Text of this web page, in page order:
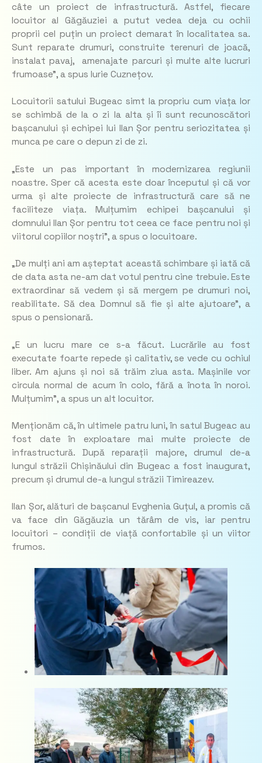
câte un proiect de infrastructură. Astfel, fiecare
locuitor al Găgăuziei a putut vedea deja cu ochii
proprii cel puțin un proiect demarat în localitatea sa.
Sunt reparate drumuri, construite terenuri de joacă,
instalat pavaj, amenajate parcuri și multe alte lucruri
frumoase”, a spus Iurie Cuznețov.
Locuitorii satului Bugeac simt la propriu cum viața lor
se schimbă de la o zi la alta și îi sunt recunoscători
bașcanului și echipei lui Ilan Șor pentru seriozitatea și
munca pe care o depun zi de zi.
„Este un pas important în modernizarea regiunii
noastre. Sper că acesta este doar începutul și că vor
urma și alte proiecte de infrastructură care să ne
faciliteze viața. Mulțumim echipei bașcanului și
domnului Ilan Șor pentru tot ceea ce face pentru noi și
viitorul copiilor noștri”, a spus o locuitoare.
„De mulți ani am așteptat această schimbare și iată că
de data asta ne-am dat votul pentru cine trebuie. Este
extraordinar să vedem și să mergem pe drumuri noi,
reabilitate. Să dea Domnul să fie și alte ajutoare”, a
spus o pensionară.
„E un lucru mare ce s-a făcut. Lucrările au fost
executate foarte repede și calitativ, se vede cu ochiul
liber. Am ajuns și noi să trăim ziua asta. Mașinile vor
circula normal de acum în colo, fără a înota în noroi.
Mulțumim”, a spus un alt locuitor.
Menționăm că, în ultimele patru luni, în satul Bugeac au
fost date în exploatare mai multe proiecte de
infrastructură. După reparații majore, drumul de-a
lungul străzii Chișinăului din Bugeac a fost inaugurat,
precum și drumul de-a lungul străzii Timireazev.
Ilan Șor, alături de bașcanul Evghenia Guțul, a promis că
va face din Găgăuzia un tărâm de vis, iar pentru
locuitori – condiții de viață confortabile și un viitor
frumos.